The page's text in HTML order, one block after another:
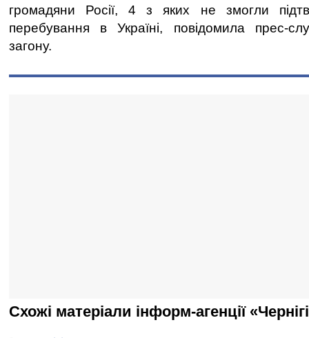
громадяни Росії, 4 з яких не змогли
перебування в Україні, повідомила прес-
загону.
Схожі матеріали інформ-агенції